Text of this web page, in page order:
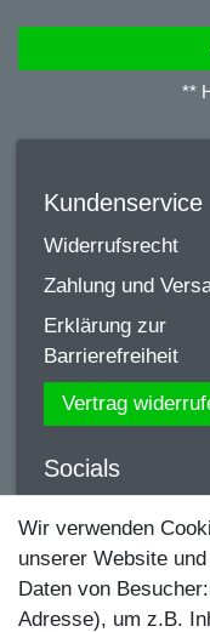
**
Kundenservice
Widerrufsrecht
Zahlung und
Erklärung zur
Barrierefreiheit
Vertrag
Socials
YouTube
Facebook
Instagram
Wir verwenden
unserer Website
Daten von
Adresse), um z.B.